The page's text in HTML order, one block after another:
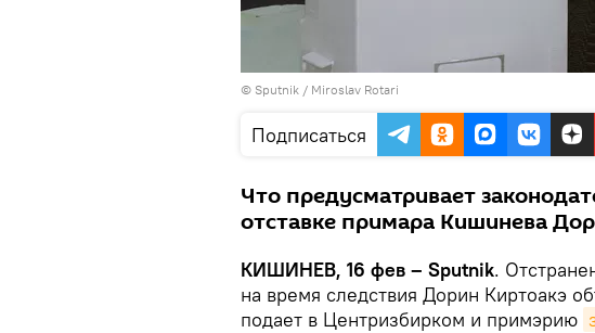
© Sputnik / Miroslav Rotari
Подписаться
Что предусматривает
отставке примара Кишинева
КИШИНЕВ, 16 фев – Sputnik.
на время следствия Дорин Киртоакэ
подает в Центризбирком и примэрию